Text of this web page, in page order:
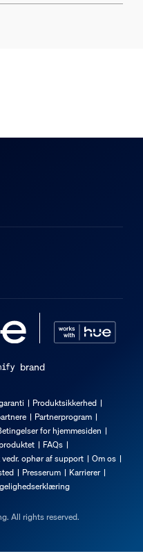
brand
Produktsikkerhed
Partnerprogram
for hjemmesiden
FAQs
vedr. ophør af support
Om os
Presserum
Karrierer
All rights reserved.